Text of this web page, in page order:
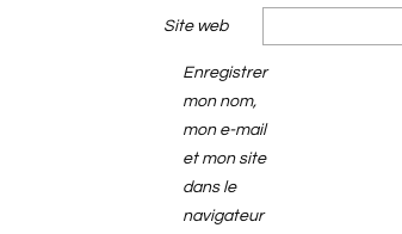
Site web
Enregistrer
mon nom,
mon e-mail
et mon site
dans le
navigateur